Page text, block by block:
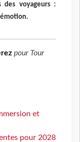
des voyageurs :
pour Tour
et
pour 2028